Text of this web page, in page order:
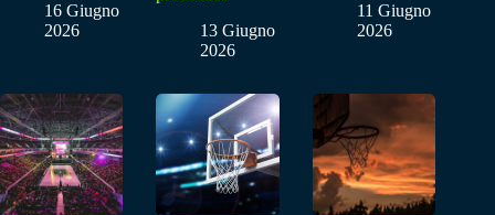
16 Giugno
2026
13 Giugno
2026
11 Giugno
2026